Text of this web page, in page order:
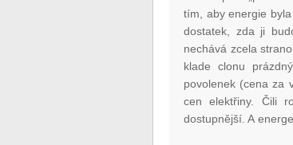
tím, aby energie
dostatek, zda ji
nechává zcela
klade clonu
povolenek (cena za
cen elektřiny. Čili
dostupnější. A